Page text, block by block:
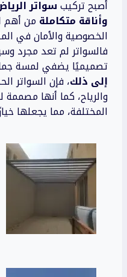
أصبح تركيبسواتر
وأناقة متكاملة من أهم
الخصوصية والأمان في
فالسواتر لم تعد مجرد
تصميميًا يضفي لمسة
إلى ذلك، فإن السواتر
والرياح، كما أنها
المختلفة، مما يجعلها